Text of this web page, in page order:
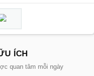
ÍCH
quan tâm mỗi ngày